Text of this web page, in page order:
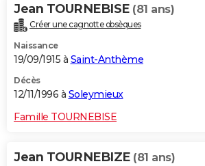
Jean TOURNEBISE (81 ans)
Créer une cagnotte obsèques
Naissance
19/09/1915 à Saint-Anthème
Décès
12/11/1996 à Soleymieux
Famille TOURNEBISE
Jean TOURNEBIZE (81 ans)